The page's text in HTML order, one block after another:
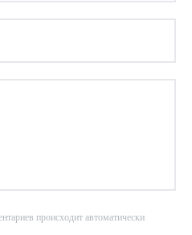
происходит автоматически